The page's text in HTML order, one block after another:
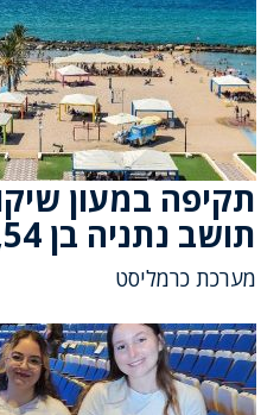
תקיפה במעון
תושב נתניה בן 54, נעצר
מערכת כרמליסט